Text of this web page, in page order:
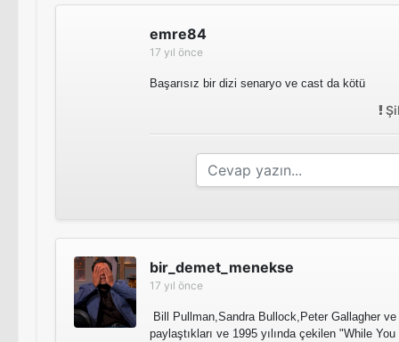
emre84
17 yıl önce
Başarısız bir dizi senaryo ve cast da kötü
bir_demet_menekse
17 yıl önce
Bill Pullman,Sandra Bullock,Peter Gallagher
paylaştıkları ve 1995 yılında çekilen "While